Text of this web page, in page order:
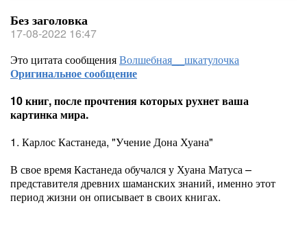
Без заголовка
17-08-2022 16:47
Это цитата сообщенияВолшебная__шкатулочка
Оригинальное сообщение
10 книг, после прочтения которых рухнет ваша
картинка мира.
1. Карлос Кастанеда, "Учение Дона Хуана"
В свое время Кастанеда обучался у Хуана Матуса –
представителя древних шаманских знаний, именно этот
период жизни он описывает в своих книгах.